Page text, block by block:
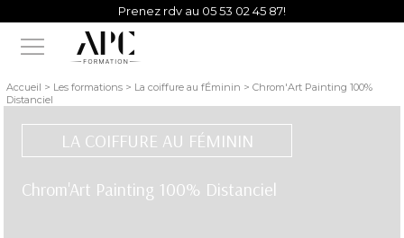
Prenez rdv au 05 53 02 45 87!
Vous avez besoin d'un conseil d'un de nos experts?
Accueil > Les formations > La coiffure au fÉminin > Chrom'Art Painting 100%
Distanciel
LA COIFFURE AU FÉMININ
Chrom'Art Painting 100% Distanciel